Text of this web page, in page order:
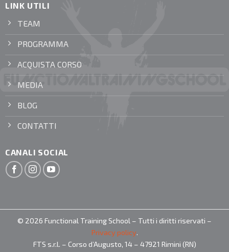
LINK UTILI
TEAM
PROGRAMMA
ACQUISTA CORSO
MEDIA
BLOG
CONTATTI
CANALI SOCIAL
© 2026 Functional Training School – Tutti i diritti riservati –
Privacy policy.
FTS s.r.l. – Corso d’Augusto, 14 – 47921 Rimini (RN)